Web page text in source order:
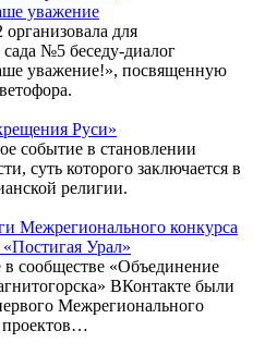
уважение
для
№5 беседу-диалог
уважение!», посвященную
Руси»
событие в становлении
суть которого заключается в
религии.
Межрегионального конкурса
Урал»
сообществе «Объединение
ВКонтакте были
Межрегионального
проектов…